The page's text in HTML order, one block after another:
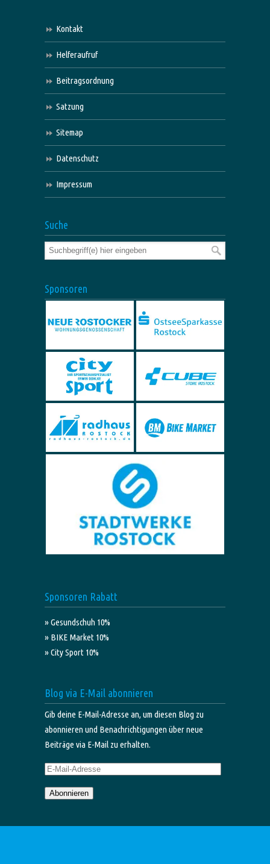
Kontakt
Helferaufruf
Beitragsordnung
Satzung
Sitemap
Datenschutz
Impressum
Suche
Sponsoren
Sponsoren Rabatt
» Gesundschuh 10%
» BIKE Market 10%
» City Sport 10%
Blog via E-Mail abonnieren
Gib deine E-Mail-Adresse an, um diesen Blog zu
abonnieren und Benachrichtigungen über neue
Beiträge via E-Mail zu erhalten.
E-
Adresse
Abonnieren